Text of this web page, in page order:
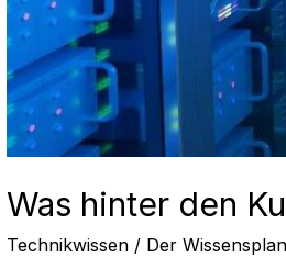
Was hinter den
Technikwissen/ Der